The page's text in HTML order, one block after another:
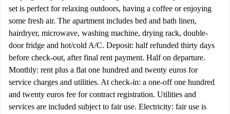
set is perfect for relaxing outdoors, having a coffee or enjoying
some fresh air. The apartment includes bed and bath linen,
hairdryer, microwave, washing machine, drying rack, double-
door fridge and hot/cold A/C. Deposit: half refunded thirty days
before check-out, after final rent payment. Half on departure.
Monthly: rent plus a flat one hundred and twenty euros for
service charges and utilities. At check-in: a one-off one hundred
and twenty euros fee for contract registration. Utilities and
services are included subject to fair use. Electricity: fair use is